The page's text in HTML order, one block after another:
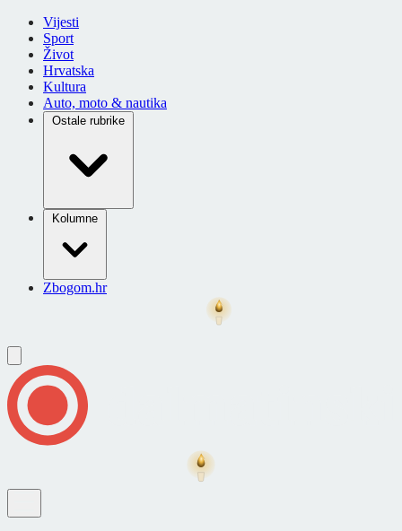
Vijesti
Sport
Život
Hrvatska
Kultura
Auto, moto & nautika
Ostale rubrike
Kolumne
Zbogom.hr